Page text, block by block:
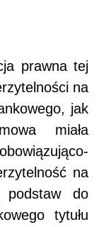
prawna tej
na
jak
miała
na
do
tytułu